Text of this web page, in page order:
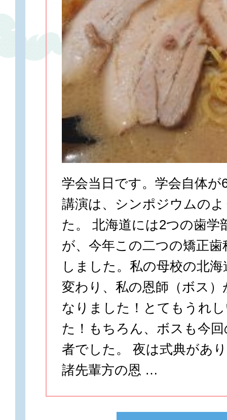
学会当日です。学会自体が
講演は、シンポジウムの
た。 北海道には2つの歯学
が、今年この二つの矯正
しました。私の母校の北
変わり、私の恩師（ボス
なりました！とてもうれ
た！もちろん、ボスも今
者でした。 夜は式典があ
諸先輩方の恩 …